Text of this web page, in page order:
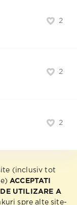
2
2
2
(inclusiv tot
ACCEPTATI
UTILIZARE A
spre alte site-